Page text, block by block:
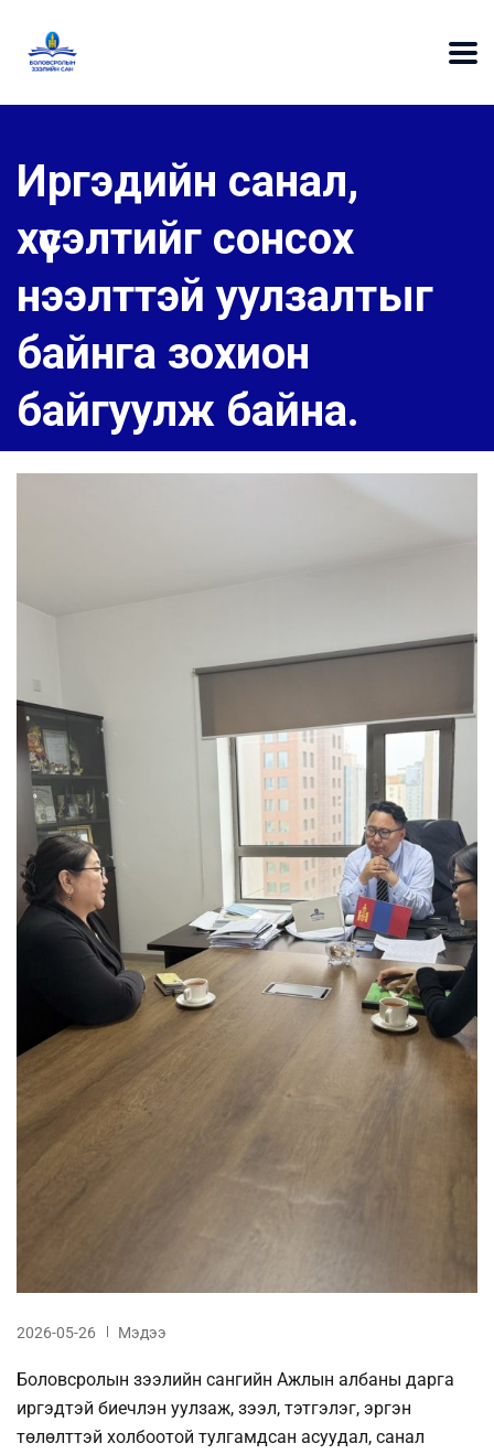
Иргэдийн санал,
хүсэлтийг сонсох
нээлттэй уулзалтыг
байнга зохион
байгуулж байна.
2026-05-26 Мэдээ
Боловсролын зээлийн сангийн Ажлын албаны дарга
иргэдтэй биечлэн уулзаж, зээл, тэтгэлэг, эргэн
төлөлттэй холбоотой тулгамдсан асуудал, санал